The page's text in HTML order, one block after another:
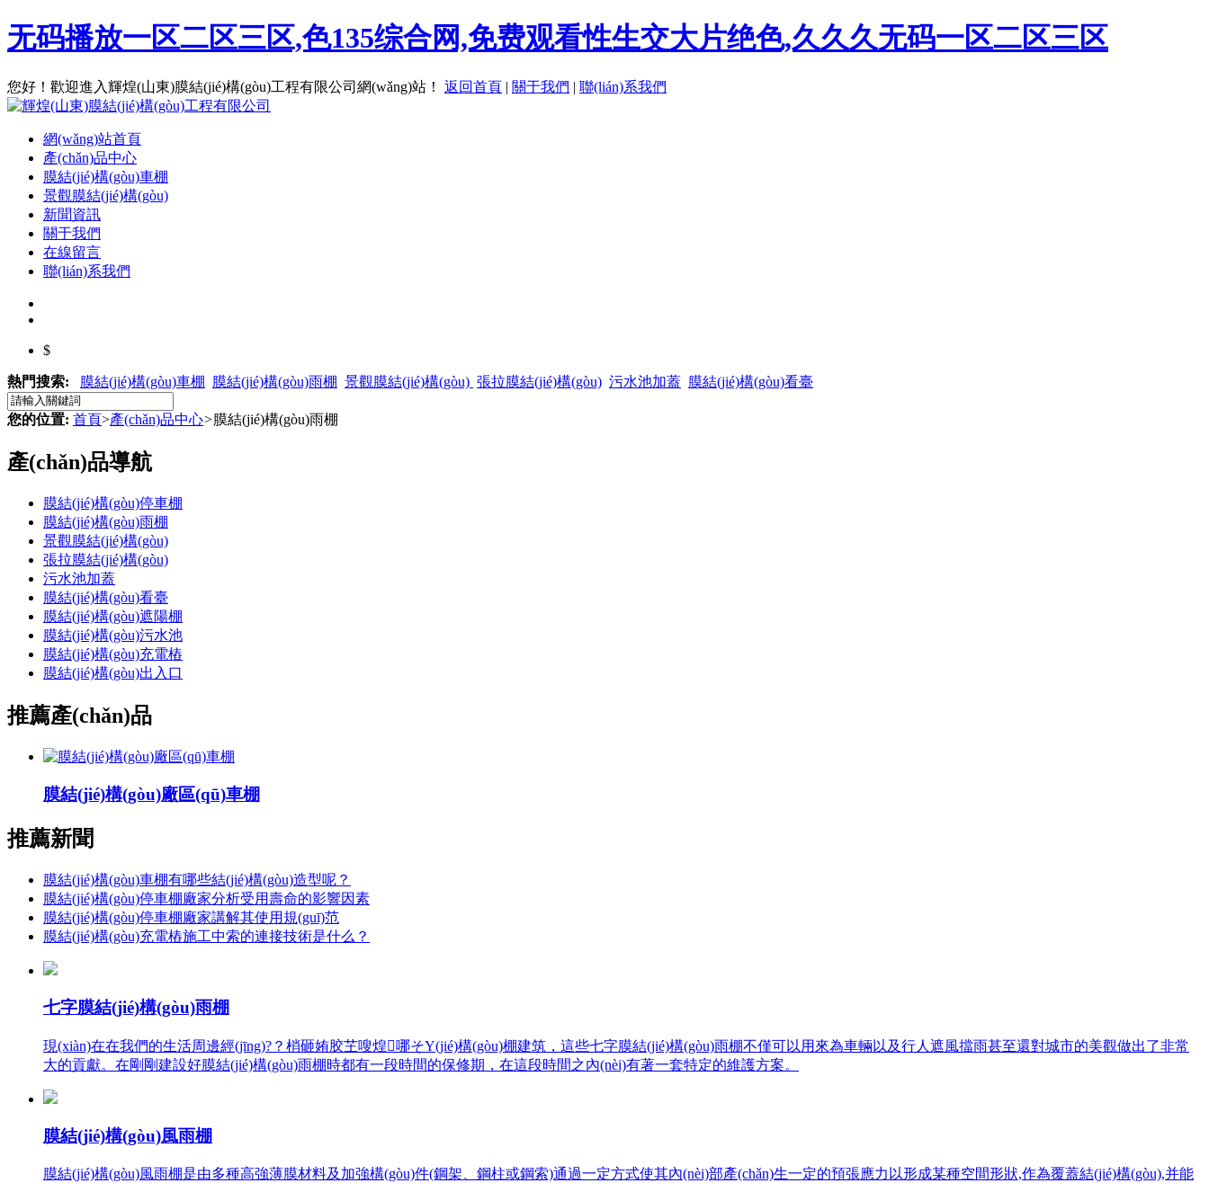
无码播放一区二区三区,色135综合网,免费观看性生交大片绝色,久久久无码一区二区三区
您好！歡迎進入輝煌(山東)膜結(jié)構(gòu)工程有限公司網(wǎng)站！ 返回首頁 | 關于我們 | 聯(lián)系我們
網(wǎng)站首頁
產(chǎn)品中心
膜結(jié)構(gòu)車棚
景觀膜結(jié)構(gòu)
新聞資訊
關于我們
在線留言
聯(lián)系我們
$
熱門搜索: 膜結(jié)構(gòu)車棚 膜結(jié)構(gòu)雨棚 景觀膜結(jié)構(gòu) 張拉膜結(jié)構(gòu) 污水池加蓋 膜結(jié)構(gòu)看臺
您的位置: 首頁>產(chǎn)品中心>膜結(jié)構(gòu)雨棚
產(chǎn)品導航
膜結(jié)構(gòu)停車棚
膜結(jié)構(gòu)雨棚
景觀膜結(jié)構(gòu)
張拉膜結(jié)構(gòu)
污水池加蓋
膜結(jié)構(gòu)看臺
膜結(jié)構(gòu)遮陽棚
膜結(jié)構(gòu)污水池
膜結(jié)構(gòu)充電樁
膜結(jié)構(gòu)出入口
推薦產(chǎn)品
膜結(jié)構(gòu)廠區(qū)車棚
推薦新聞
膜結(jié)構(gòu)車棚有哪些結(jié)構(gòu)造型呢？
膜結(jié)構(gòu)停車棚廠家分析受用壽命的影響因素
膜結(jié)構(gòu)停車棚廠家講解其使用規(guī)范
膜結(jié)構(gòu)充電樁施工中索的連接技術是什么？
七字膜結(jié)構(gòu)雨棚
現(xiàn)在在我們的生活周邊經(jīng)?？梢砸姷胶芏嗖煌哪そY(jié)構(gòu)棚建筑，這些七字膜結(jié)構(gòu)雨棚不僅可以用來為車輛以及行人遮風擋雨甚至還對城市的美觀做出了非常
大的貢獻。在剛剛建設好膜結(jié)構(gòu)雨棚時都有一段時間的保修期，在這段時間之內(nèi)有著一套特定的維護方案。
膜結(jié)構(gòu)風雨棚
膜結(jié)構(gòu)風雨棚是由多種高強薄膜材料及加強構(gòu)件(鋼架、鋼柱或鋼索)通過一定方式使其內(nèi)部產(chǎn)生一定的預張應力以形成某種空間形狀,作為覆蓋結(jié)構(gòu),并能